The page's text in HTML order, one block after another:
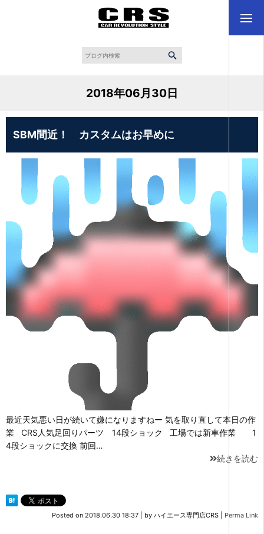
2018年06月30日
SBM間近！ カスタムはお早めに
最近天気悪い日が続いて嫌になりますねー 気を取り直して本日の作
業 CRS人気足回りパーツ 14段ショック 工場では新車作業 1
4段ショックに交換 前回…
続きを読む
Posted on 2018.06.30 18:37 by ハイエース専門店CRS Perma Link